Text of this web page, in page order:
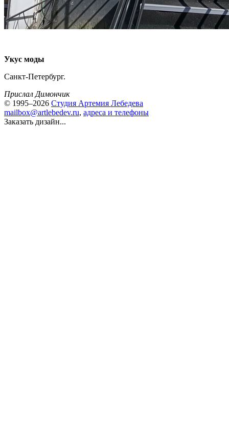
Укус моды
Санкт-Петербург.
Прислал Димончик
© 1995–2026 Студия Артемия Лебедева
mailbox@artlebedev.ru, адреса и телефоны
Заказать дизайн...